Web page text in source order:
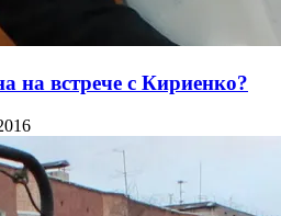
на встрече с Кириенко?